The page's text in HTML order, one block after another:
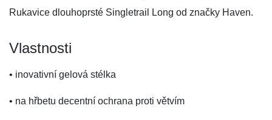
Rukavice dlouhoprsté Singletrail Long od značky Haven.
Vlastnosti
• inovativní gelová stélka
• na hřbetu decentní ochrana proti větvím